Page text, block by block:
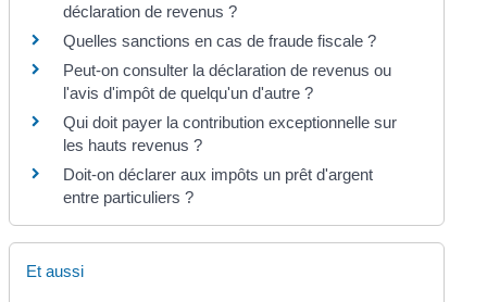
déclaration de revenus ?
Quelles sanctions en cas de fraude fiscale ?
Peut-on consulter la déclaration de revenus ou
l'avis d'impôt de quelqu'un d'autre ?
Qui doit payer la contribution exceptionnelle sur
les hauts revenus ?
Doit-on déclarer aux impôts un prêt d'argent
entre particuliers ?
Et aussi